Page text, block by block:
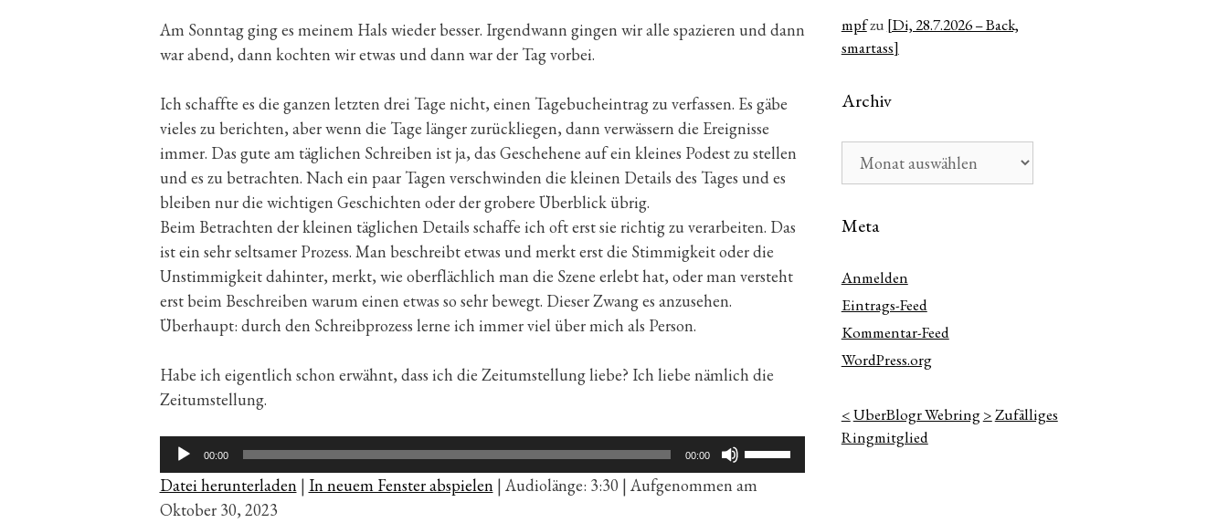
Am Sonntag ging es meinem Hals wieder besser. Irgendwann gingen wir alle spazieren und dann
war abend, dann kochten wir etwas und dann war der Tag vorbei.
Ich schaffte es die ganzen letzten drei Tage nicht, einen Tagebucheintrag zu verfassen. Es gäbe
vieles zu berichten, aber wenn die Tage länger zurückliegen, dann verwässern die Ereignisse
immer. Das gute am täglichen Schreiben ist ja, das Geschehene auf ein kleines Podest zu stellen
und es zu betrachten. Nach ein paar Tagen verschwinden die kleinen Details des Tages und es
bleiben nur die wichtigen Geschichten oder der grobere Überblick übrig.
Beim Betrachten der kleinen täglichen Details schaffe ich oft erst sie richtig zu verarbeiten. Das
ist ein sehr seltsamer Prozess. Man beschreibt etwas und merkt erst die Stimmigkeit oder die
Unstimmigkeit dahinter, merkt, wie oberflächlich man die Szene erlebt hat, oder man versteht
erst beim Beschreiben warum einen etwas so sehr bewegt. Dieser Zwang es anzusehen.
Überhaupt: durch den Schreibprozess lerne ich immer viel über mich als Person.
Habe ich eigentlich schon erwähnt, dass ich die Zeitumstellung liebe? Ich liebe nämlich die
Zeitumstellung.
Audio-
Player
00:00 00:00
Pfeiltasten
Hoch/Runter
benutzen,
Datei herunterladen| In neuem Fenster abspielen| Audiolänge: 3:30 | Aufgenommen am
Oktober 30, 2023
mpfzu [Di, 28.7.2026 – Back,
smartass]
Archiv
Meta
Anmelden
Eintrags-Feed
Kommentar-Feed
WordPress.org
<UberBlogr Webring>Zufälliges
Ringmitglied